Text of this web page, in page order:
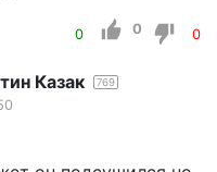
0 0 0
Казак 769